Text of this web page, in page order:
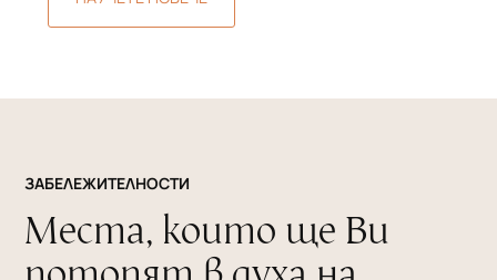
ЗАБЕЛЕЖИТЕЛНОСТИ
Места, които ще Ви